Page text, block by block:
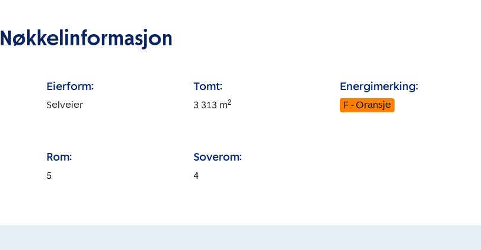
Nøkkelinformasjon
Eierform:
Selveier
Tomt:
3 313 m2
Energimerking:
F - Oransje
Rom:
5
Soverom:
4